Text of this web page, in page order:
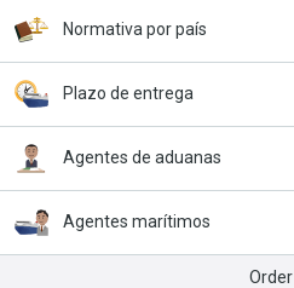
Normativa por país
Plazo de entrega
Agentes de aduanas
Agentes marítimos
Order